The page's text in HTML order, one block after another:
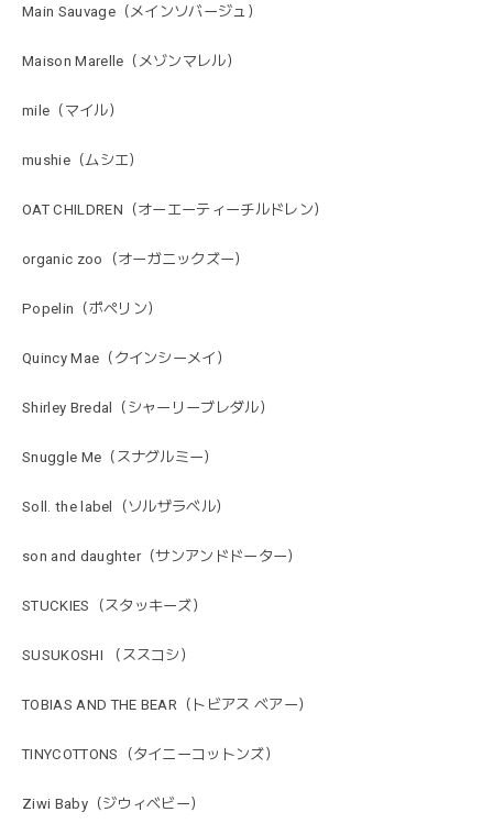
Main Sauvage（メインソバージュ）
Maison Marelle（メゾンマレル）
mile（マイル）
mushie（ムシエ）
OAT CHILDREN（オーエーティーチルドレン）
organic zoo（オーガニックズー）
Popelin（ポペリン）
Quincy Mae（クインシーメイ）
Shirley Bredal（シャーリーブレダル）
Snuggle Me（スナグルミー）
Soll. the label（ソルザラベル）
son and daughter（サンアンドドーター）
STUCKIES（スタッキーズ）
SUSUKOSHI （ススコシ）
TOBIAS AND THE BEAR（トビアス ベアー）
TINYCOTTONS（タイニーコットンズ）
Ziwi Baby（ジウィベビー）